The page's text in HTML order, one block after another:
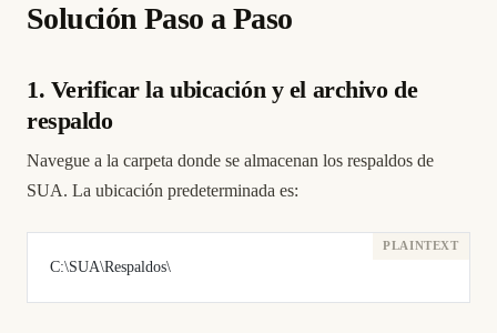
Solución Paso a Paso
1. Verificar la ubicación y el archivo de
respaldo
Navegue a la carpeta donde se almacenan los respaldos de
SUA. La ubicación predeterminada es:
C:\SUA\Respaldos\